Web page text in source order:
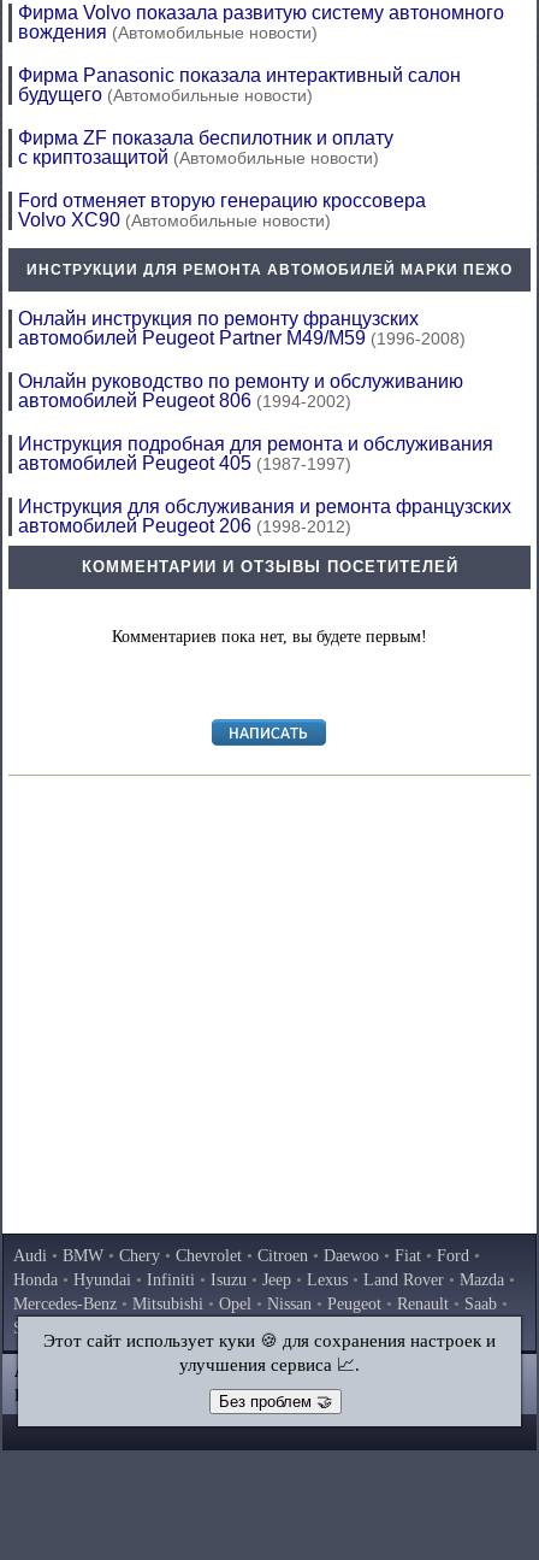
Фирма Volvo показала развитую систему автономного
вождения (Автомобильные новости)
Фирма Panasonic показала интерактивный салон
будущего (Автомобильные новости)
Фирма ZF показала беспилотник и оплату
с криптозащитой (Автомобильные новости)
Ford отменяет вторую генерацию кроссовера
Volvo XC90 (Автомобильные новости)
ИНСТРУКЦИИ ДЛЯ РЕМОНТА АВТОМОБИЛЕЙ МАРКИ ПЕЖО
Онлайн инструкция по ремонту французских
автомобилей Peugeot Partner M49/M59 (1996-2008)
Онлайн руководство по ремонту и обслуживанию
автомобилей Peugeot 806 (1994-2002)
Инструкция подробная для ремонта и обслуживания
автомобилей Peugeot 405 (1987-1997)
Инструкция для обслуживания и ремонта французских
автомобилей Peugeot 206 (1998-2012)
КОММЕНТАРИИ И ОТЗЫВЫ ПОСЕТИТЕЛЕЙ
Комментариев пока нет, вы будете первым!
Audi • BMW • Chery • Chevrolet • Citroen • Daewoo • Fiat • Ford •
Honda • Hyundai • Infiniti • Isuzu • Jeep • Lexus • Land Rover • Mazda •
Mercedes-Benz • Mitsubishi • Opel • Nissan • Peugeot • Renault • Saab •
Skoda
AutoInstruction.ru © 2020–2026|Полная версия
Карта сайта
Контакты|Поиск по сайту
Этот сайт использует куки 🍪 для сохранения настроек и
улучшения сервиса 📈.
Без проблем 🤝